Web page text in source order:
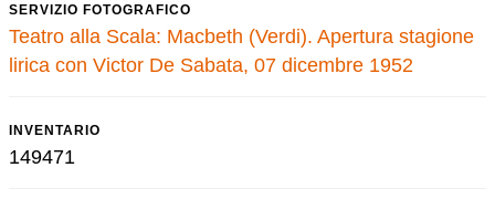
SERVIZIO FOTOGRAFICO
Teatro alla Scala: Macbeth (Verdi). Apertura stagione
lirica con Victor De Sabata, 07 dicembre 1952
INVENTARIO
149471